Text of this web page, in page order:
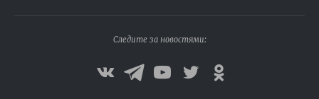
Следите за новостями: